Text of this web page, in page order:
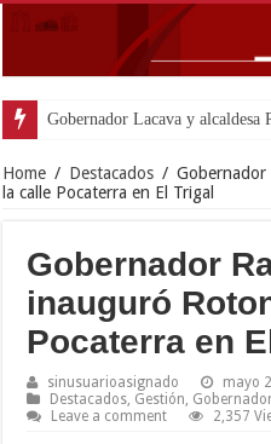
Home / Destacados / Gobernador
la calle Pocaterra en El Trigal
Gobernador
inauguró
Pocaterra en
sinusuarioasignado
mayo
Destacados Gestión
Leave a comment
2,357